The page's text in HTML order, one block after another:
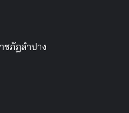
ชภัฏลำปาง